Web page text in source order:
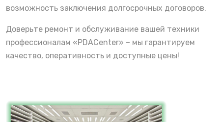
возможность заключения долгосрочных договоров.
Доверьте ремонт и обслуживание вашей техники
профессионалам «PDACenter» – мы гарантируем
качество, оперативность и доступные цены!